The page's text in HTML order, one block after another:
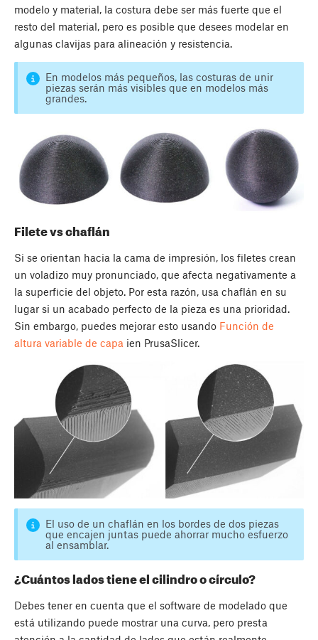
modelo y material, la costura debe ser más fuerte que el
resto del material, pero es posible que desees modelar en
algunas clavijas para alineación y resistencia.
En modelos más pequeños, las costuras de unir
piezas serán más visibles que en modelos más
grandes.
Filete vs chaflán
Si se orientan hacia la cama de impresión, los filetes crean
un voladizo muy pronunciado, que afecta negativamente a
la superficie del objeto. Por esta razón, usa chaflán en su
lugar si un acabado perfecto de la pieza es una prioridad.
Sin embargo, puedes mejorar esto usando Función de
altura variable de capa ien PrusaSlicer.
El uso de un chaflán en los bordes de dos piezas
que encajen juntas puede ahorrar mucho esfuerzo
al ensamblar.
¿Cuántos lados tiene el cilindro o círculo?
Debes tener en cuenta que el software de modelado que
está utilizando puede mostrar una curva, pero presta